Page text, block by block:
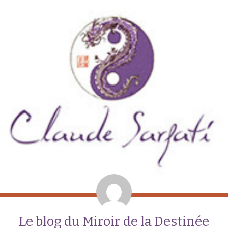
Le blog du Miroir de la Destinée